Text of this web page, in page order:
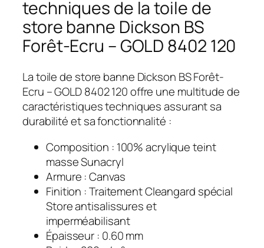
techniques de la toile de
store banne Dickson BS
Forêt-Ecru – GOLD 8402 120
La toile de store banne Dickson BS Forêt-
Ecru – GOLD 8402 120 offre une multitude de
caractéristiques techniques assurant sa
durabilité et sa fonctionnalité :
Composition : 100% acrylique teint
masse Sunacryl
Armure : Canvas
Finition : Traitement Cleangard spécial
Store antisalissures et
imperméabilisant
Épaisseur : 0.60 mm